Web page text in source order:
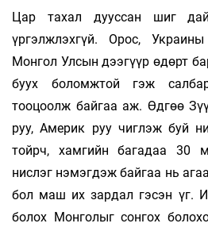
Цар тахал дууссан шиг
үргэлжлэхгүй. Орос,
Монгол Улсын дээгүүр өдөрт
буух боломжтой гэж
тооцоолж байгаа аж. Өдгөө
руу, Америк руу чиглэж буй
тойрч, хамгийн багадаа 30
нислэг нэмэгдэж байгаа нь
бол маш их зардал гэсэн үг.
болох Монголыг сонгох